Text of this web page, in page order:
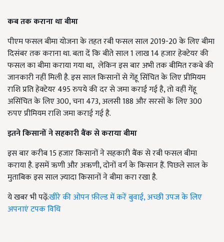
कब तक कराना था बीमा
पीएम फसल बीमा योजना के तहत रबी फसल साल 2019-20 के लिए बीमा
दिसंबर तक कराना था. बता दें कि बीते साल 1 लाख 14 हजार हेक्टेयर की
फसल का बीमा कराया गया था, लेकिन इस बार अभी तक बीमित रकबे की
जानकारी नहीं मिली है. इस साल किसानों से गेंहू सिंचित के लिए प्रीमियम
राशि प्रति हेक्टेयर 495 रुपये की दर से जमा कराई गई है, तो वहीं गेंहू
असिंचित के लिए 300, चना 473, अलसी 188 और सरसों के लिए 300
रुपए प्रीमियम राशि जमा कराई गई है.
इतने किसानों नेसहकारी बैंक से कराया बीमा
इस बार करीब 15 हजार किसानों ने सहकारी बैंक से रबी फसल बीमा
कराया है. इसमें ऋणी और अऋणी, दोनों वर्ग के किसान हैं. पिछले साल के
मुताबिक इस साल ज़्यादा किसानों ने बीमा करा रखा है.
ये खबर भी पढ़ें:खीरे की ओपन फ़ील्ड में करें बुवाई, अच्छी उपज के लिए
अपनाएं टपक विधि